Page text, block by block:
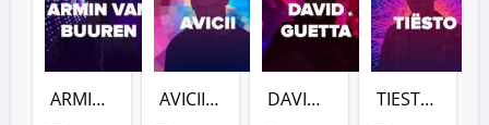
ARMIN VAN BUUREN (DFM) AVICII (DFM) DAVID GUETTA (DFM) TIESTO (DFM)